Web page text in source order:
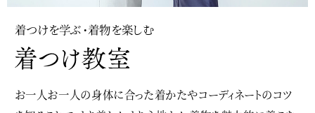
着つけを学ぶ・着物を楽しむ
お一人お一人の身体に合った着かたやコーディネートのコツ